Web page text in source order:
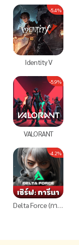
-5.4%
Identity V
-5.9%
VALORANT
-4.2%
Delta Force (การีนา) Mobile และ PC